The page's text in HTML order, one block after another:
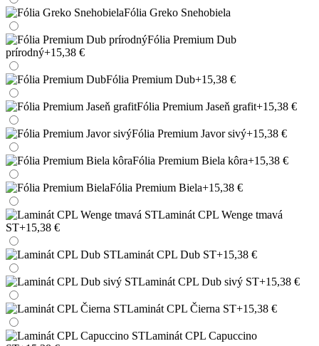
Fólia Greko Snehobiela
Fólia Premium Dub
prírodný+15,38 €
Fólia Premium Dub+15,38 €
Fólia Premium Jaseň grafit+15,38 €
Fólia Premium Javor sivý+15,38 €
Fólia Premium Biela kôra+15,38 €
Fólia Premium Biela+15,38 €
Laminát CPL Wenge tmavá
ST+15,38 €
Laminát CPL Dub ST+15,38 €
Laminát CPL Dub sivý ST+15,38 €
Laminát CPL Čierna ST+15,38 €
Laminát CPL Capuccino